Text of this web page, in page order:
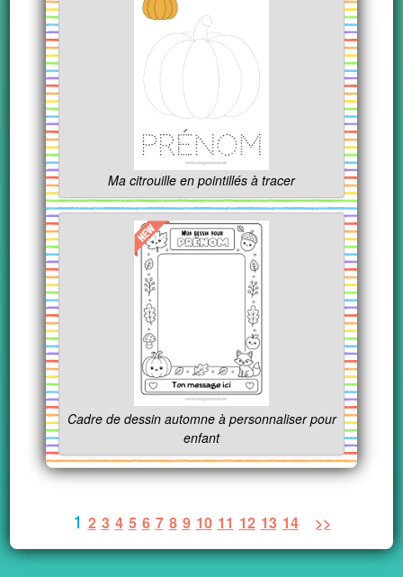
Ma citrouille en pointillés à tracer
Cadre de dessin automne à personnaliser pour
enfant
1 2 3 4 5 6 7 8 9 10 11 12 13 14 >>